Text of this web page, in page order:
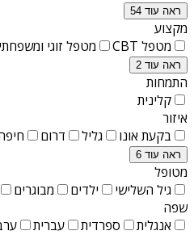
ראה עוד 54
מקצוע
מטפל CBT
מטפל זוגי ומשפחתי
ראה עוד 2
התמחות
קלינית
איזור
בקעת אונו
גליל דרום
ראה עוד 6
מטופל
גיל השלישי
ילדים מבוגרים
שפה
אנגלית
ספרדית עברית